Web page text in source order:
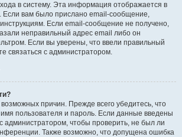
в систему. Эта информация отображается в
Если вам было прислано email-сообщение,
Если email-сообщение не получено,
неправильный адрес email либо он
Если вы уверены, что ввели правильный
связаться с администратором.
причин. Прежде всего убедитесь, что
пользователя и пароль. Если данные введены
администратором, чтобы проверить, не был ли
Также возможно, что допущена ошибка